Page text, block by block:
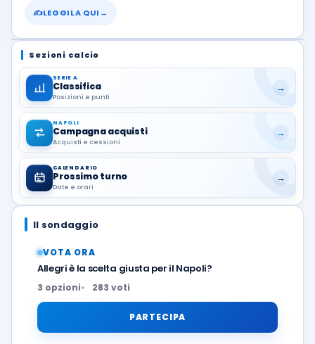
✍LEGGILA QUI →
Sezioni calcio
SERIE A
Classifica
Posizioni e punti
→
NAPOLI
Campagna acquisti
Acquisti e cessioni
→
CALENDARIO
Prossimo turno
Date e orari
→
Il sondaggio
VOTA ORA
Allegri è la scelta giusta per il Napoli?
3 opzioni 283 voti
PARTECIPA